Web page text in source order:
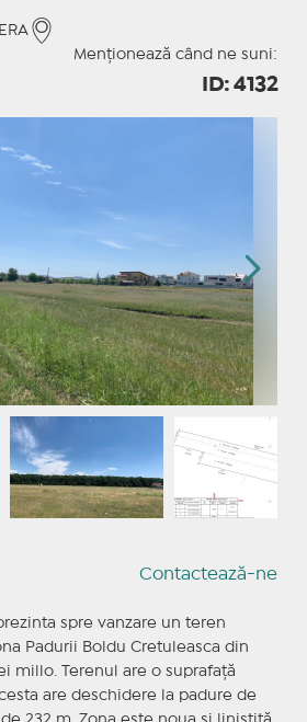
Menționează când ne suni:
ID: 4132
Contactează-ne
spre vanzare un teren
Padurii Boldu Cretuleasca din
millo. Terenul are o suprafață
are deschidere la padure de